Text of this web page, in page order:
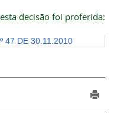
decisão foi proferida:
47 DE 30.11.2010